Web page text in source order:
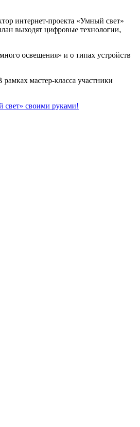
интернет-проекта «Умный свет»
выходят цифровые технологии,
освещения» и о типах устройств
мастер-класса участники
свет» своими руками!